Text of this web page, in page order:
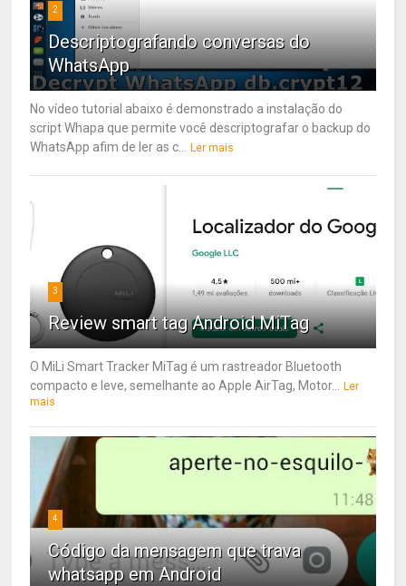
2
Descriptografando conversas do
WhatsApp
No vídeo tutorial abaixo é demonstrado a instalação do
script Whapa que permite você descriptografar o backup do
WhatsApp afim de ler as c...
Ler mais
3
Review smart tag Android MiTag
O MiLi Smart Tracker MiTag é um rastreador Bluetooth
compacto e leve, semelhante ao Apple AirTag, Motor...
Ler
mais
4
Código da mensagem que trava
whatsapp em Android